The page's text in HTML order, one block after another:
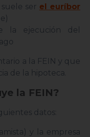
ser el euríbor
la ejecución del
a la FEIN y que
de la hipoteca.
la FEIN?
datos:
y la empresa